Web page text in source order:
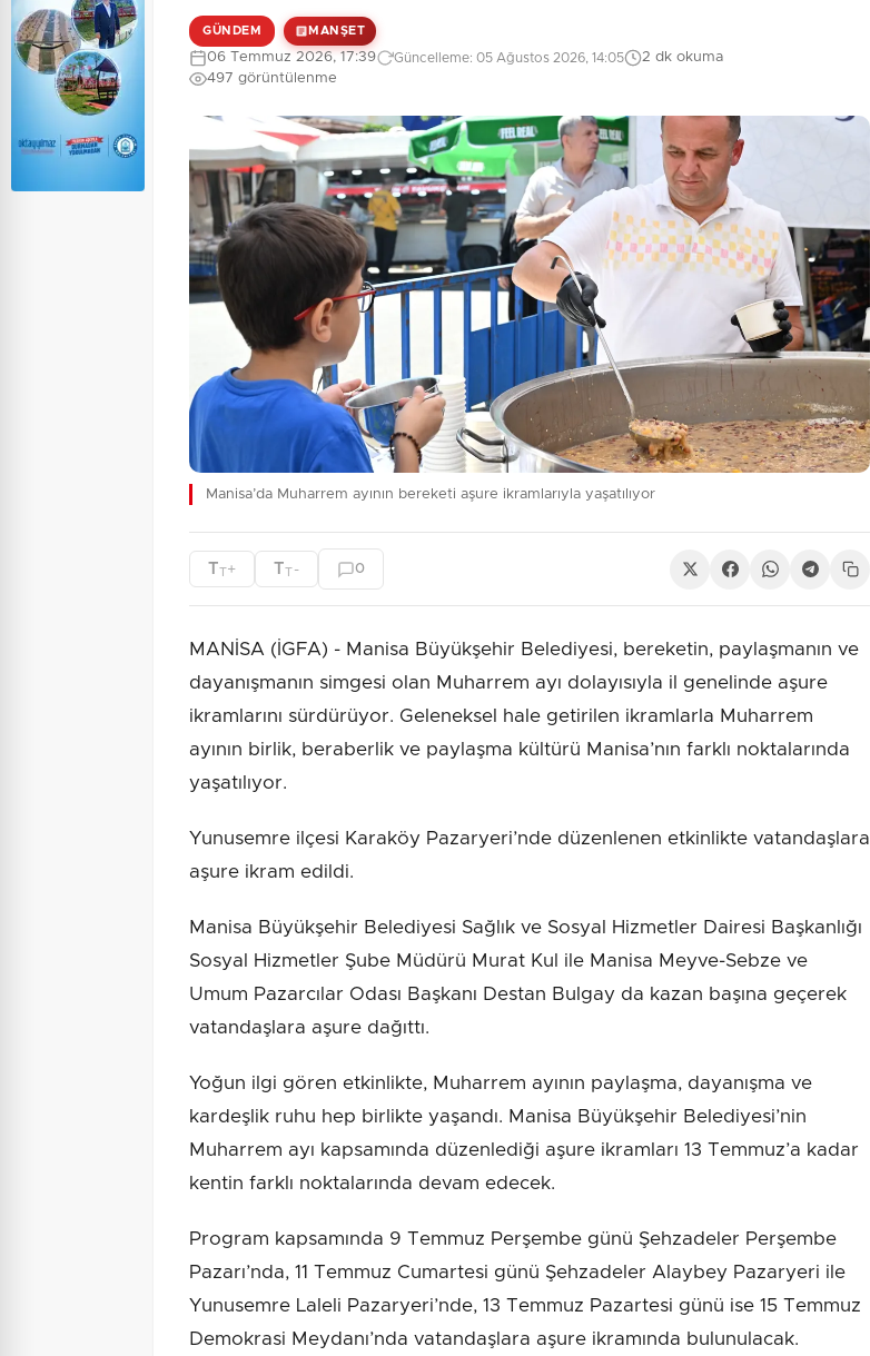
GÜNDEM MANŞET
06 Temmuz 2026, 17:39 Güncelleme: 05 Ağustos 2026, 14:05
2 dk okuma
497 görüntülenme
Manisa’da Muharrem ayının bereketi aşure ikramlarıyla yaşatılıyor
TT+ TT - 0
MANİSA (İGFA) - Manisa Büyükşehir Belediyesi, bereketin, paylaşmanın ve
dayanışmanın simgesi olan Muharrem ayı dolayısıyla il genelinde aşure
ikramlarını sürdürüyor. Geleneksel hale getirilen ikramlarla Muharrem
ayının birlik, beraberlik ve paylaşma kültürü Manisa’nın farklı noktalarında
yaşatılıyor.
Yunusemre ilçesi Karaköy Pazaryeri’nde düzenlenen etkinlikte vatandaşlara
aşure ikram edildi.
Manisa Büyükşehir Belediyesi Sağlık ve Sosyal Hizmetler Dairesi Başkanlığı
Sosyal Hizmetler Şube Müdürü Murat Kul ile Manisa Meyve-Sebze ve
Umum Pazarcılar Odası Başkanı Destan Bulgay da kazan başına geçerek
vatandaşlara aşure dağıttı.
Yoğun ilgi gören etkinlikte, Muharrem ayının paylaşma, dayanışma ve
kardeşlik ruhu hep birlikte yaşandı. Manisa Büyükşehir Belediyesi’nin
Muharrem ayı kapsamında düzenlediği aşure ikramları 13 Temmuz’a kadar
kentin farklı noktalarında devam edecek.
Program kapsamında 9 Temmuz Perşembe günü Şehzadeler Perşembe
Pazarı’nda, 11 Temmuz Cumartesi günü Şehzadeler Alaybey Pazaryeri ile
Yunusemre Laleli Pazaryeri’nde, 13 Temmuz Pazartesi günü ise 15 Temmuz
Demokrasi Meydanı’nda vatandaşlara aşure ikramında bulunulacak.